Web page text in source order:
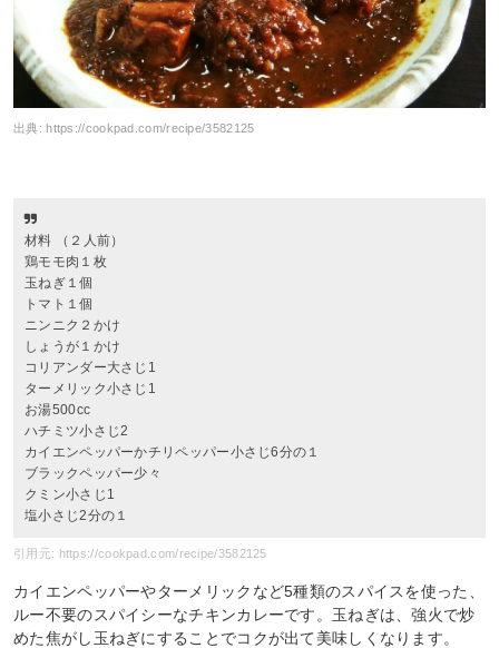
出典:https://cookpad.com/recipe/3582125
材料 （２人前）
鶏モモ肉１枚
玉ねぎ１個
トマト１個
ニンニク２かけ
しょうが１かけ
コリアンダー大さじ1
ターメリック小さじ1
お湯500cc
ハチミツ小さじ2
カイエンペッパーかチリペッパー小さじ6分の１
ブラックペッパー少々
クミン小さじ1
塩小さじ2分の１
引用元: https://cookpad.com/recipe/3582125
カイエンペッパーやターメリックなど5種類のスパイスを使った、
ルー不要のスパイシーなチキンカレーです。玉ねぎは、強火で炒
めた焦がし玉ねぎにすることでコクが出て美味しくなります。